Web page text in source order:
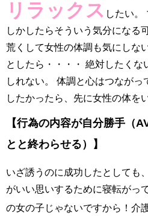
リラックス したい。
しかしたらそういう気分になる
荒くして女性の体調も気にしな
としたら・・・・ 絶対したくな
しれない。 体調と心はつながっ
したかったら、先に女性の体を
【行為の内容が自分勝手（
とと終わらせる）】
いざ誘うのに成功したとしても
がいい思いするために寝転がっ
の女の子じゃないですから！介